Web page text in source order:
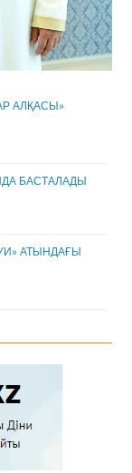
АЛҚАСЫ»
БАСТАЛАДЫ
АТЫНДАҒЫ